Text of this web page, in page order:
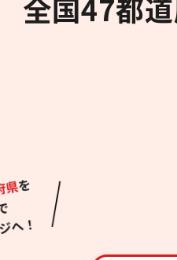
全国47都